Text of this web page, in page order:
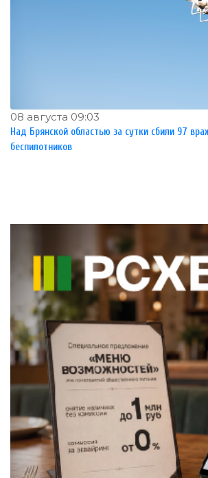
08 августа 09:03
Над Брянской областью за сутки сбили 97
беспилотников